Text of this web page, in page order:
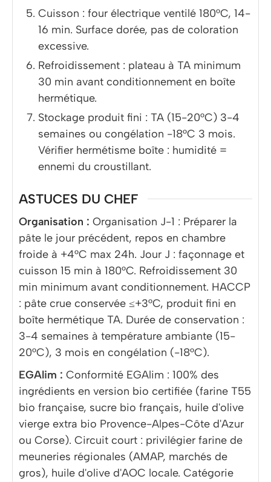
Cuisson : four électrique ventilé 180°C, 14-
16 min. Surface dorée, pas de coloration
excessive.
Refroidissement : plateau à TA minimum
30 min avant conditionnement en boîte
hermétique.
Stockage produit fini : TA (15-20°C) 3-4
semaines ou congélation -18°C 3 mois.
Vérifier hermétisme boîte : humidité =
ennemi du croustillant.
ASTUCES DU CHEF
Organisation : Organisation J-1 : Préparer la
pâte le jour précédent, repos en chambre
froide à +4°C max 24h. Jour J : façonnage et
cuisson 15 min à 180°C. Refroidissement 30
min minimum avant conditionnement. HACCP
: pâte crue conservée ≤+3°C, produit fini en
boîte hermétique TA. Durée de conservation :
3-4 semaines à température ambiante (15-
20°C), 3 mois en congélation (-18°C).
EGAlim : Conformité EGAlim : 100% des
ingrédients en version bio certifiée (farine T55
bio française, sucre bio français, huile d'olive
vierge extra bio Provence-Alpes-Côte d'Azur
ou Corse). Circuit court : privilégier farine de
meuneries régionales (AMAP, marchés de
gros), huile d'olive d'AOC locale. Catégorie